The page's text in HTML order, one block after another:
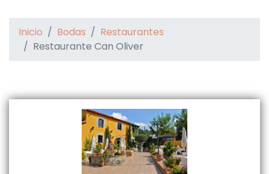
Inicio Bodas
Restaurantes
Restaurante Can Oliver